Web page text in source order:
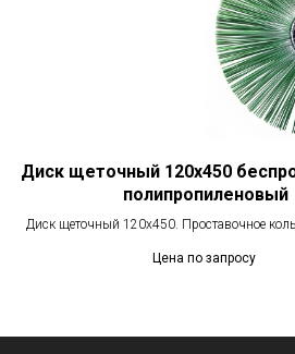
Диск щеточный 120х450
полипропиленовый
Диск щеточный 120х450. Проставочное
Цена по запросу